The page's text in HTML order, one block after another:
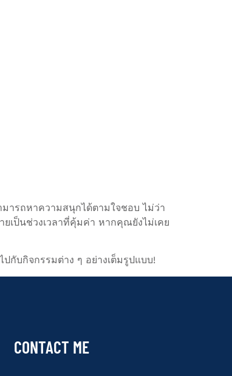
ารถหาความสนุกได้ตามใจชอบ ไม่ว่า
เป็นช่วงเวลาที่คุ้มค่า หากคุณยังไม่เคย
กับกิจกรรมต่าง ๆ อย่างเต็มรูปแบบ!
CONTACT ME